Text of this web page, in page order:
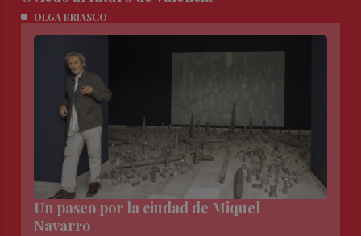
OLGA BRIASCO
Un paseo por la ciudad de Miquel
Navarro